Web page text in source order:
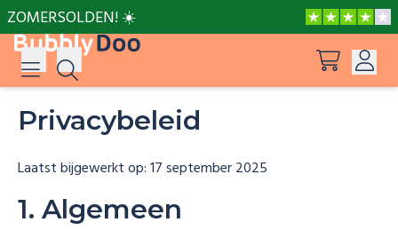
ZOMERSOLDEN! ☀️
Suggesties Aanmelden
Privacybeleid
Laatst bijgewerkt op: 17 september 2025
1. Algemeen